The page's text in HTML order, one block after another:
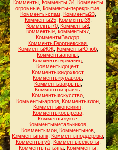
Комменты Комменты 34 Комменты
огромные Комменты-перекрытие
Комменты-спам
Комменты23,
Комменты25, Комменты39,
Комменты70, Комменты8,
Комменты9, Комменты97,
КомментыВалдор,
КомментыГеоргиевская
КомментыЖЖ, КомментыЮтюб,
Комментыаноны
Комментыгерманец
Комментыдоцент,
Комментыжидохвост,
Комментыжуравков
Комментызакрыты,
Комментыизраиль,
Комментыискусство
Комментыкарпов, Комментыклон,
Комментыкопейкин
Комментыкосырева,
Комментылукес
Комментыметальников
Комментымои, Комментынов,
Комментыпанк Комментыподдержка
Комментыпуб, Комментысексоты,
Комментытатьяна, Коммменты,